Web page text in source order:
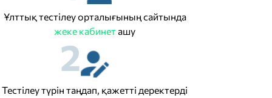
Ұлттық тестілеу орталығының сайтында
жеке кабинет ашу
2
Тестілеу түрін таңдап, қажетті деректерді